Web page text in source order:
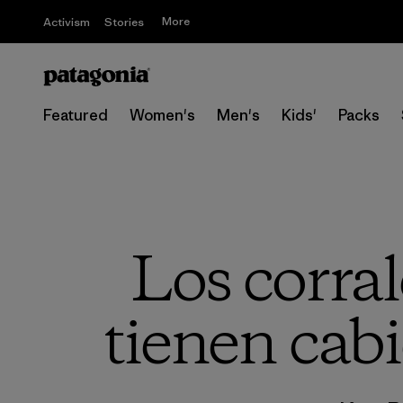
Activism Stories More
Featured Women's Men's Kids' Packs
Los
tienen